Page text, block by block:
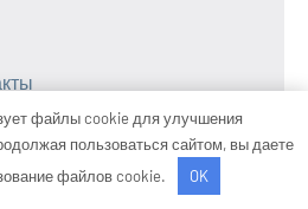
комплекс
файлы cookie для улучшения
пользоваться сайтом, вы даете
файлов cookie.
OK